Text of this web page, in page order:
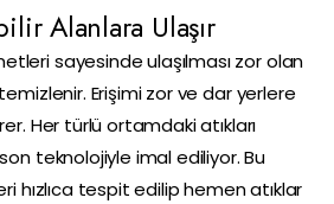
Alanlara Ulaşır
sayesinde ulaşılması zor olan
Erişimi zor ve dar yerlere
Her türlü ortamdaki atıkları
teknolojiyle imal ediliyor. Bu
hızlıca tespit edilip hemen atıklar